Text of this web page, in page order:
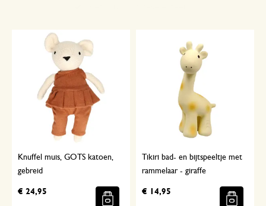
Knuffel muis, GOTS katoen,
gebreid
€ 24,95
Tikiri bad- en bijtspeeltje met
rammelaar - giraffe
€ 14,95